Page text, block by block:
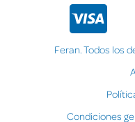
Feran. Todos los
Condiciones